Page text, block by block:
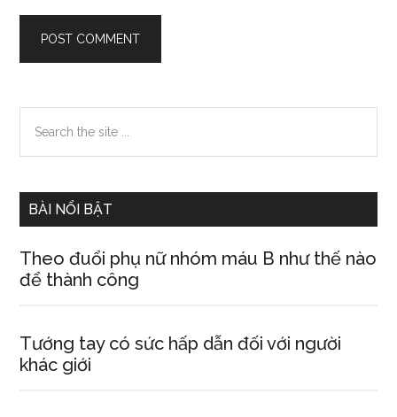
Primary
Sidebar
the
BÀI NỔI BẬT
Theo đuổi phụ nữ nhóm máu B như thế nào
để thành công
Tướng tay có sức hấp dẫn đối với người
khác giới